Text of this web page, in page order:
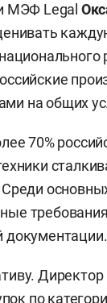
МЭФ Legal
на общих
70%
документации.
по